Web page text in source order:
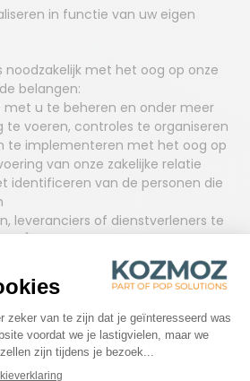
in functie van uw eigen
noodzakelijk met het oog op onze
belangen:
met u te beheren en onder meer
te voeren, controles te organiseren
te implementeren met het oog op
van onze zakelijke relatie
identificeren van de personen die
leveranciers of dienstverleners te
tot het controleren van
wanneer deze controle
fraude te voorkomen;
te voeren (in verband met
reclame, de doeltreffendheid
en communicatie te analyseren